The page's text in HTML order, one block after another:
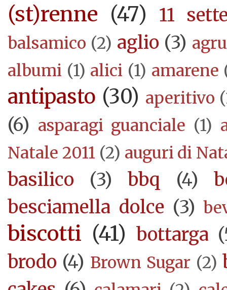
(st)renne (47) 11
balsamico (2) aglio (3)
albumi (1) alici (1) amarene
antipasto (30) aperitivo
(6) asparagi guanciale (1)
Natale 2011 (2) auguri di
basilico (3) bbq (4)
besciamella dolce (3)
biscotti (41) bottarga
brodo (4) Brown Sugar (2)